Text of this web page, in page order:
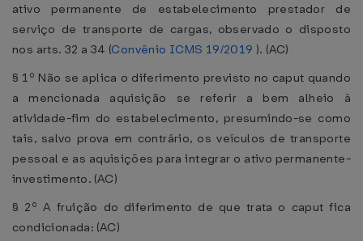
ativo permanente de estabelecimento prestador de
serviço de transporte de cargas, observado o disposto
nos arts. 32 a 34 (Convênio ICMS 19/2019 ). (AC)
§ 1º Não se aplica o diferimento previsto no caput quando
a mencionada aquisição se referir a bem alheio à
atividade-fim do estabelecimento, presumindo-se como
tais, salvo prova em contrário, os veículos de transporte
pessoal e as aquisições para integrar o ativo permanente-
investimento. (AC)
§ 2º A fruição do diferimento de que trata o caput fica
condicionada: (AC)